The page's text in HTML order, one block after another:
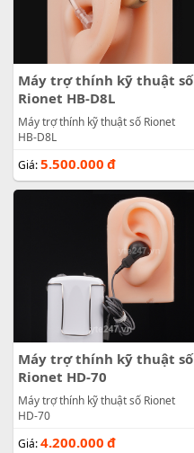
Máy trợ thính kỹ thuật số
Rionet HB-D8L
Máy trợ thính kỹ thuật số Rionet
HB-D8L
Giá:5.500.000 đ
Máy trợ thính kỹ thuật số
Rionet HD-70
Máy trợ thính kỹ thuật số Rionet
HD-70
Giá:4.200.000 đ